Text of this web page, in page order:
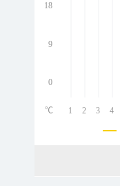
18
9
0
1 2 3 4
℃